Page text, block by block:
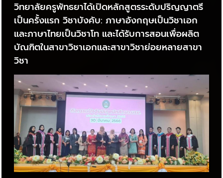
วิทยาลัยครูพัทธยาได้เปิดหลักสูตรระดับปริญญาตรี
เป็นครั้งแรก วิชาบังคับ: ภาษาอังกฤษเป็นวิชาเอก
และภาษาไทยเป็นวิชาโท และได้รับการสอนเพื่อผลิต
บัณฑิตในสาขาวิชาเอกและสาขาวิชาย่อยหลายสาขา
วิชา